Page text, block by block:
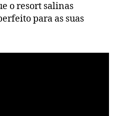
o resort salinas
para as suas